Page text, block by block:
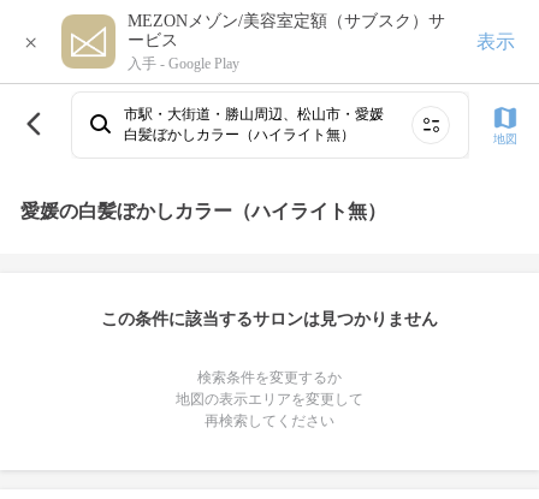
×
MEZONメゾン/美容室定額（サブスク）サ
ービス
入手 - Google Play
表示
市駅・大街道・勝山周辺、松山市・愛媛
白髪ぼかしカラー（ハイライト無）
地図
愛媛の白髪ぼかしカラー（ハイライト無）
この条件に該当するサロンは見つかりません
検索条件を変更するか
地図の表示エリアを変更して
再検索してください